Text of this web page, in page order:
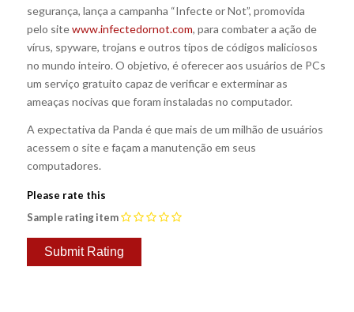
segurança, lança a campanha “Infecte or Not”, promovida
pelo sitewww.infectedornot.com, para combater a ação de
vírus, spyware, trojans e outros tipos de códigos maliciosos
no mundo inteiro. O objetivo, é oferecer aos usuários de PCs
um serviço gratuito capaz de verificar e exterminar as
ameaças nocivas que foram instaladas no computador.
A expectativa da Panda é que mais de um milhão de usuários
acessem o site e façam a manutenção em seus
computadores.
Please rate this
Sample rating item